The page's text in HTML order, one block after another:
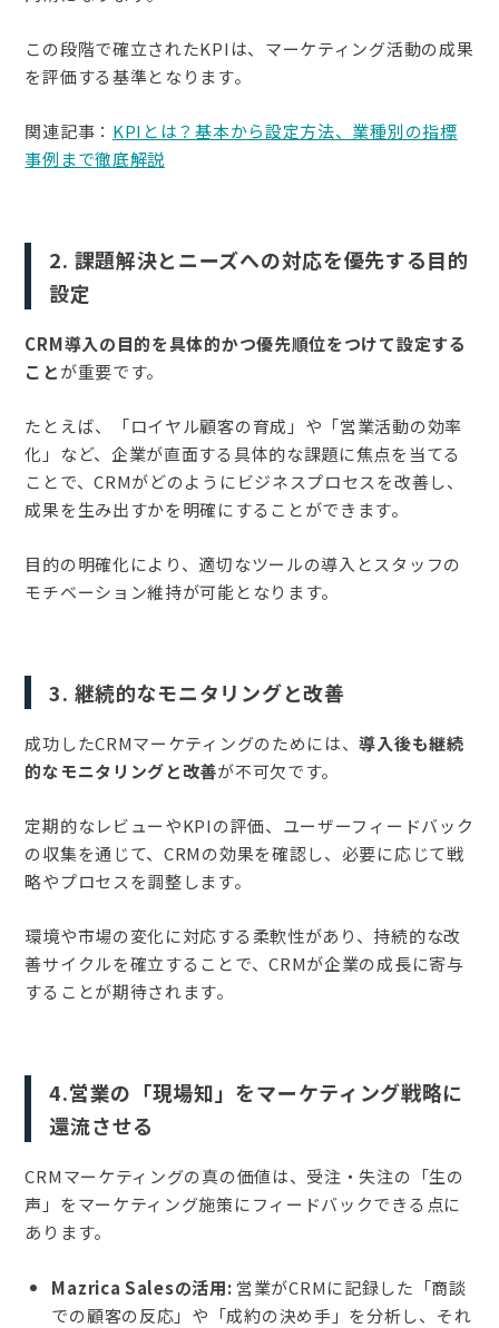
この段階で確立されたKPIは、マーケティング活動の成果
を評価する基準となります。
関連記事： KPIとは？基本から設定方法、業種別の指標
事例まで徹底解説
2. 課題解決とニーズへの対応を優先する目的
設定
CRM導入の目的を具体的かつ優先順位をつけて設定する
ことが重要です。
たとえば、「ロイヤル顧客の育成」や「営業活動の効率
化」など、企業が直面する具体的な課題に焦点を当てる
ことで、CRMがどのようにビジネスプロセスを改善し、
成果を生み出すかを明確にすることができます。
目的の明確化により、適切なツールの導入とスタッフの
モチベーション維持が可能となります。
3. 継続的なモニタリングと改善
成功したCRMマーケティングのためには、導入後も継続
的なモニタリングと改善が不可欠です。
定期的なレビューやKPIの評価、ユーザーフィードバック
の収集を通じて、CRMの効果を確認し、必要に応じて戦
略やプロセスを調整します。
環境や市場の変化に対応する柔軟性があり、持続的な改
善サイクルを確立することで、CRMが企業の成長に寄与
することが期待されます。
4.営業の「現場知」をマーケティング戦略に
還流させる
CRMマーケティングの真の価値は、受注・失注の「生の
声」をマーケティング施策にフィードバックできる点に
あります。
Mazrica Salesの活用: 営業がCRMに記録した「商談
での顧客の反応」や「成約の決め手」を分析し、それ